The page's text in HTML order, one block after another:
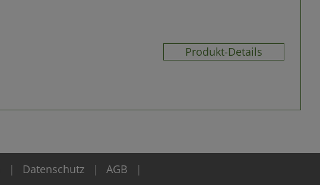
Produkt-Details
Datenschutz AGB